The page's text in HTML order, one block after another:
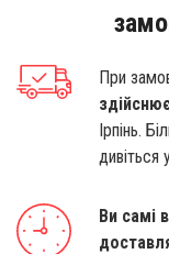
При
Ірпінь.
дивіться
Ви самі